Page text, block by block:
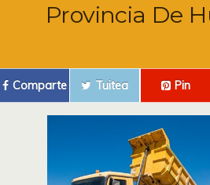
Provincia De
Comparte Tuitea Pin